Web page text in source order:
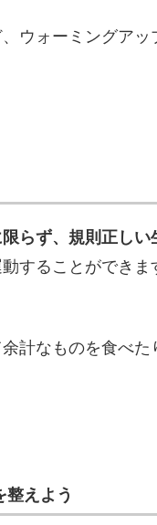
ウォーミングア
らず、規則正しい
することができ
計なものを食べ
えよう